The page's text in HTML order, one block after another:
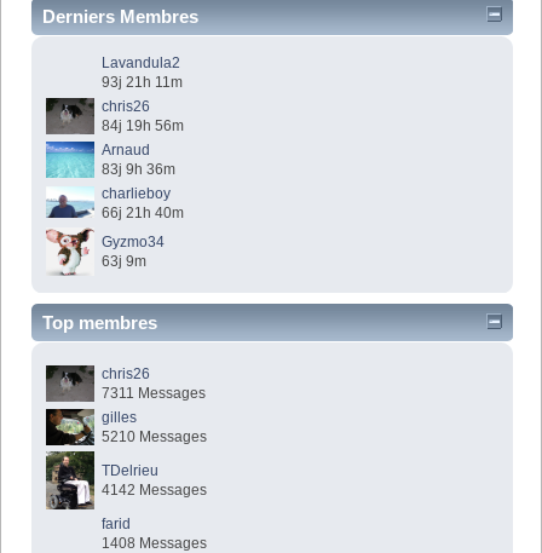
Derniers Membres
Lavandula2
93j 21h 11m
chris26
84j 19h 56m
Arnaud
83j 9h 36m
charlieboy
66j 21h 40m
Gyzmo34
63j 9m
Top membres
chris26
7311 Messages
gilles
5210 Messages
TDelrieu
4142 Messages
farid
1408 Messages